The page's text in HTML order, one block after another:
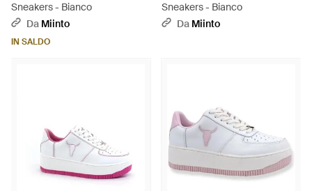
Sneakers - Bianco
Da Miinto
IN SALDO
Sneakers - Bianco
Da Miinto